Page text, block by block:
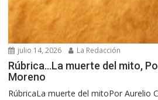
julio 14, 2026 La Redacción
Rúbrica…La muerte del mito,
Moreno
RúbricaLa muerte del mitoPor Aurelio